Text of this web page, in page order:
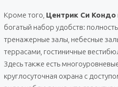
Кроме того, Центрик Си Кондо
богатый набор удобств:
тренажерные залы, небесные
террасами, гостиничные
Здесь также есть
круглосуточная охрана с